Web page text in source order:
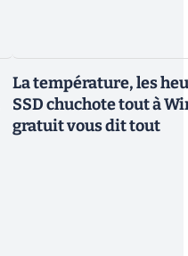
La température, les
SSD chuchote tout à
gratuit vous dit tout